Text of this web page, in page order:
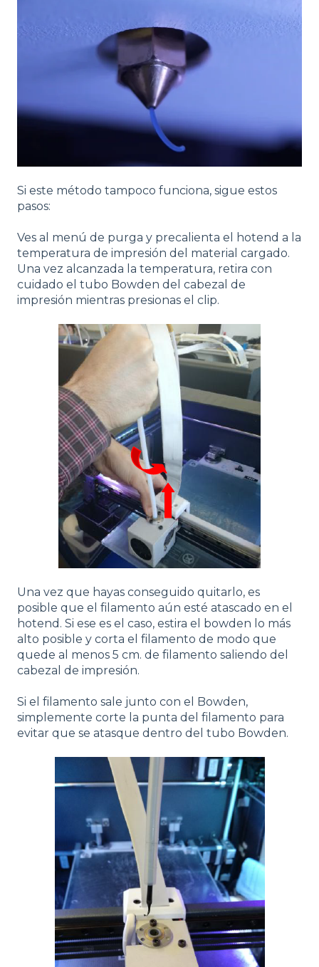
Si este método tampoco funciona, sigue estos
pasos:
Ves al menú de purga y precalienta el hotend a la
temperatura de impresión del material cargado.
Una vez alcanzada la temperatura, retira con
cuidado el tubo Bowden del cabezal de
impresión mientras presionas el clip.
Una vez que hayas conseguido quitarlo, es
posible que el filamento aún esté atascado en el
hotend. Si ese es el caso, estira el bowden lo más
alto posible y corta el filamento de modo que
quede al menos 5 cm. de filamento saliendo del
cabezal de impresión.
Si el filamento sale junto con el Bowden,
simplemente corte la punta del filamento para
evitar que se atasque dentro del tubo Bowden.